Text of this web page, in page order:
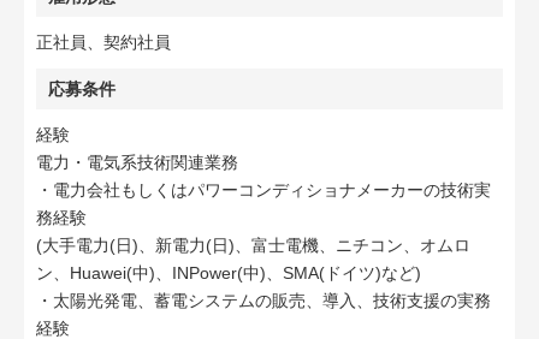
正社員、契約社員
応募条件
経験
電力・電気系技術関連業務
・電力会社もしくはパワーコンディショナメーカーの技術実
務経験
(大手電力(日)、新電力(日)、富士電機、ニチコン、オムロ
ン、Huawei(中)、INPower(中)、SMA(ドイツ)など)
・太陽光発電、蓄電システムの販売、導入、技術支援の実務
経験